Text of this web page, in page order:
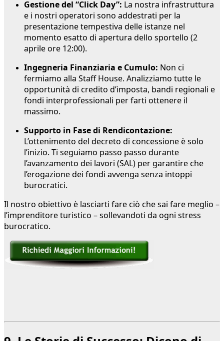
Gestione del “Click Day”: La nostra infrastruttura
e i nostri operatori sono addestrati per la
presentazione tempestiva delle istanze nel
momento esatto di apertura dello sportello (2
aprile ore 12:00).
Ingegneria Finanziaria e Cumulo: Non ci
fermiamo alla Staff House. Analizziamo tutte le
opportunità di credito d’imposta, bandi regionali e
fondi interprofessionali per farti ottenere il
massimo.
Supporto in Fase di Rendicontazione:
L’ottenimento del decreto di concessione è solo
l’inizio. Ti seguiamo passo passo durante
l’avanzamento dei lavori (SAL) per garantire che
l’erogazione dei fondi avvenga senza intoppi
burocratici.
Il nostro obiettivo è lasciarti fare ciò che sai fare meglio –
l’imprenditore turistico – sollevandoti da ogni stress
burocratico.